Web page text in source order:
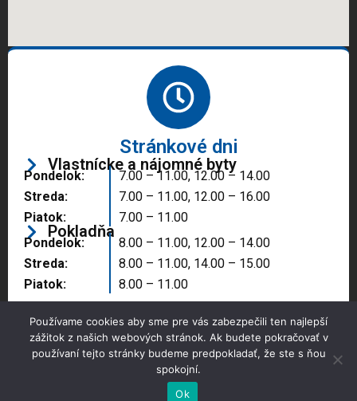
Stránkové dni
Vlastnícke a nájomné byty
Pondelok:
Streda:
Piatok:
7.00 – 11.00, 12.00 – 14.00
7.00 – 11.00, 12.00 – 16.00
7.00 – 11.00
Pokladňa
Pondelok:
Streda:
Piatok:
8.00 – 11.00, 12.00 – 14.00
8.00 – 11.00, 14.00 – 15.00
8.00 – 11.00
Copyright © 2025 Správa majetku mesta, n.o.,
Partizánske
Používame cookies aby sme pre vás zabezpečili ten najlepší
zážitok z našich webových stránok. Ak budete pokračovať v
používaní tejto stránky budeme predpokladať, že ste s ňou
spokojní.
Ok